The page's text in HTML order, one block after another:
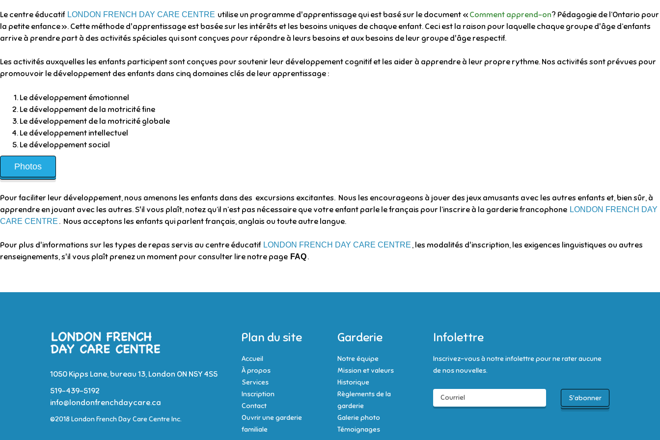
Le centre éducatif LONDON FRENCH DAY CARE CENTRE utilise un programme d'apprentissage qui est basé sur le document « Comment apprend-on? Pédagogie de l’Ontario pour
la petite enfance ». Cette méthode d'apprentissage est basée sur les intérêts et les besoins uniques de chaque enfant. Ceci est la raison pour laquelle chaque groupe d'âge d’enfants
arrive à prendre part à des activités spéciales qui sont conçues pour répondre à leurs besoins et aux besoins de leur groupe d'âge respectif.
Les activités auxquelles les enfants participent sont conçues pour soutenir leur développement cognitif et les aider à apprendre à leur propre rythme. Nos activités sont prévues pour
promouvoir le développement des enfants dans cinq domaines clés de leur apprentissage :
Le développement émotionnel
Le développement de la motricité fine
Le développement de la motricité globale
Le développement intellectuel
Le développement social
Photos
Pour faciliter leur développement, nous amenons les enfants dans des excursions excitantes. Nous les encourageons à jouer des jeux amusants avec les autres enfants et, bien sûr, à
apprendre en jouant avec les autres. S'il vous plaît, notez qu’il n’est pas nécessaire que votre enfant parle le français pour l’inscrire à la garderie francophone LONDON FRENCH DAY
CARE CENTRE . Nous acceptons les enfants qui parlent français, anglais ou toute autre langue.
Pour plus d'informations sur les types de repas servis au centre éducatif LONDON FRENCH DAY CARE CENTRE , les modalités d'inscription, les exigences linguistiques ou autres
renseignements, s'il vous plaît prenez un moment pour consulter lire notre page FAQ.
1050 Kipps Lane, bureau 13, London ON N5Y 4S5
519-439-5192
info@londonfrenchdaycare.ca
©2018 London French Day Care Centre Inc.
Plan du site
Accueil
À propos
Services
Inscription
Contact
Ouvrir une garderie
familiale
Garderie
Notre équipe
Mission et valeurs
Historique
Règlements de la
garderie
Galerie photo
Témoignages
Infolettre
Inscrivez-vous à notre infolettre pour ne rater aucune
de nos nouvelles.